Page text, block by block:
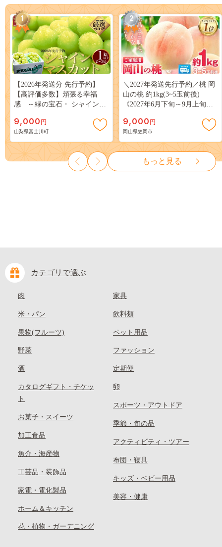
1
【2026年発送分 先行予約】
【高評価多数】頬張る幸福
感 ～緑の宝石・ シャインマ
３房） フルーツ 山梨県産 果
物 くだもの シャイン マスカ
ット ぶどう ブドウ 葡萄 大粒
種なし 先行予約 富士川町
10000円 一万円 9000円 九千円
9,000 円
山梨県富士川町
2
＼2027年発送先行予約／桃 岡
山の桃 約1kg(3~5玉前後)
《2027年6月下旬～9月上旬頃
岡山 はくとう スイーツ フル
ーツ 果物 デザート 旬 モモ も
も 先行予約 送料無料 果物 岡
山県 笠岡市 清水白桃 白鳳 白
麗 クール便---
kasaoka_zsy_419_100---
9,000 円
岡山県笠岡市
もっと見る
カテゴリで選ぶ
肉
米・パン
果物(フルーツ)
野菜
酒
カタログギフト・チケッ
ト
お菓子・スイーツ
加工食品
魚介・海産物
工芸品・装飾品
家電・電化製品
ホーム＆キッチン
花・植物・ガーデニング
家具
飲料類
ペット用品
ファッション
定期便
卵
スポーツ・アウトドア
季節・旬の品
アクティビティ・ツアー
布団・寝具
キッズ・ベビー用品
美容・健康